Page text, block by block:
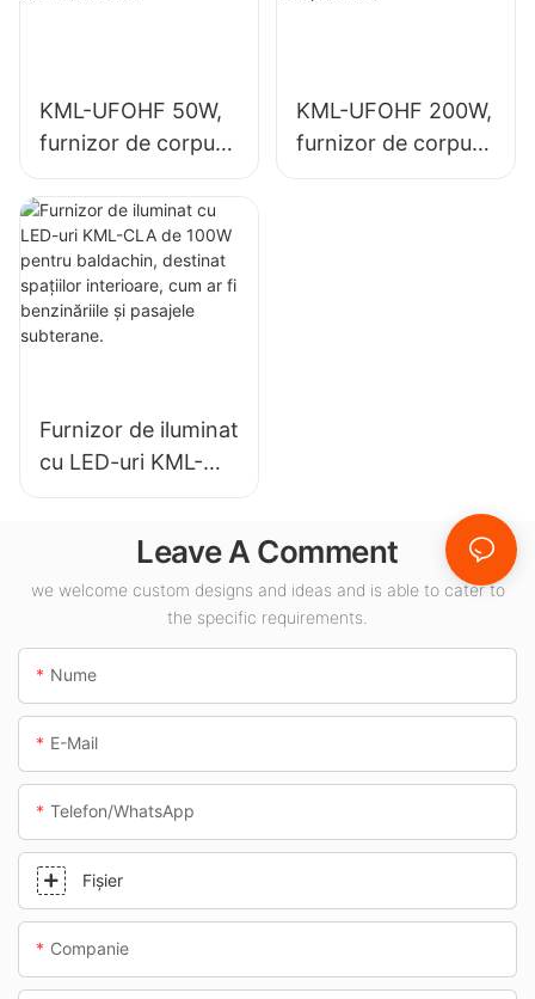
KML-UFOHF 50W,
furnizor de corpuri
de iluminat cu LED
pentru instalații
industriale,
depozite și alte
aplicații de iluminat
interior.
KML-UFOHF 200W,
furnizor de corpuri
de iluminat LED de
Furnizor de iluminat
cu LED-uri KML-
CLA de 100W
destinat spațiilor
interioare, cum ar fi
benzinăriile și
pasajele subterane.
Leave A Comment
we welcome custom designs and ideas and is able to cater to
the specific requirements.
Nume
E-Mail
Telefon/WhatsApp
Fişier
Companie